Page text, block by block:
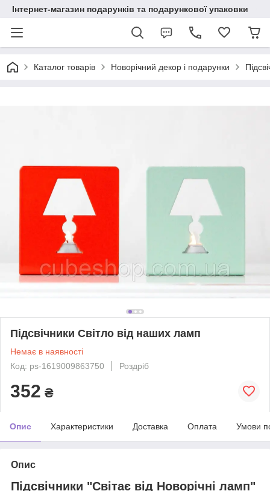
Інтернет-магазин подарунків та подарункової упаковки
Каталог товарів Новорічний декор і подарунки
Підсвічники Світло від наших ламп
Немає в наявності
Код: ps-1619009863750
Роздріб
352 ₴
Опис Характеристики Доставка Оплата Умови
Опис
Підсвічники "Світає від Новорічні ламп"